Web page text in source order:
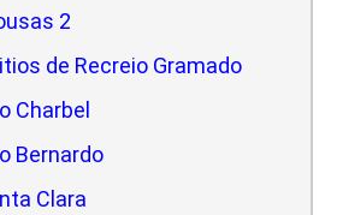
2
de Recreio Gramado
Charbel
Bernardo
Clara